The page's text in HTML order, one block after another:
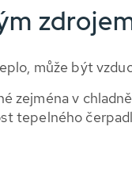
může být
zejména v
tepelného